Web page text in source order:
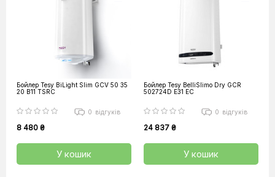
Бойлер Tesy BiLight Slim GCV 50 35
20 B11 TSRC
0 відгуків
8 480 ₴
У кошик
Бойлер Tesy BelliSlimo Dry GCR
502724D E31 EC
0 відгуків
24 837 ₴
У кошик